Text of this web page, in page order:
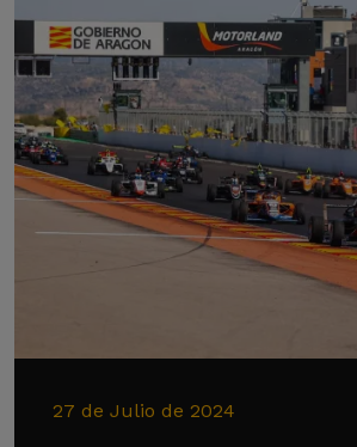
27 de Julio de 2024